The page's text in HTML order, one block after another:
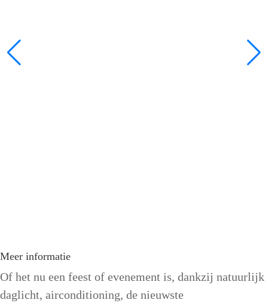
Meer informatie
Of het nu een feest of evenement is, dankzij natuurlijk
daglicht, airconditioning, de nieuwste